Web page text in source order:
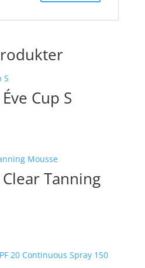
Cup S
Tanning